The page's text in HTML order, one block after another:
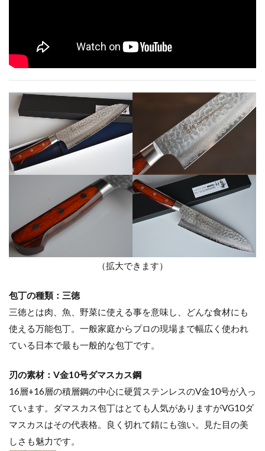
（拡大できます）
包丁の種類：三徳
三徳とは肉、魚、野菜に使える事を意味し、どんな食材にも
使える万能包丁。一般家庭からプロの現場まで幅広く使われ
ている日本で最も一般的な包丁です。
刃の素材：V金10号ダマスカス鋼
16層+16層の積層鋼の中心に硬質ステンレスのV金10号が入っ
ています。ダマスカス包丁はとても人気がありますがVG10ダ
マスカスはその代表格。良く切れて錆にも強い。見た目の美
しさも魅力です。